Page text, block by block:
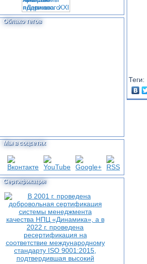
Облако тегов
Мы в соцсетях
Сертификация
Теги: